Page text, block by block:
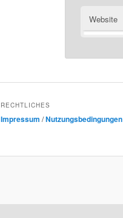
Website
RECHTLICHES
Impressum /Nutzungsbedingungen